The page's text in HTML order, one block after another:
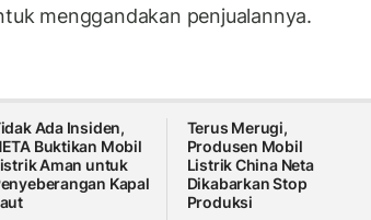
menggandakan penjualannya.
Ada Insiden,
Buktikan Mobil
Aman untuk
Kapal
Terus Merugi,
Produsen Mobil
Listrik China Neta
Dikabarkan Stop
Produksi